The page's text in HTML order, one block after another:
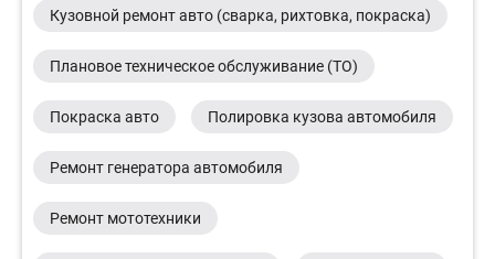
Кузовной ремонт авто (сварка, рихтовка, покраска)
Плановое техническое обслуживание (ТО)
Покраска авто Полировка кузова автомобиля
Ремонт генератора автомобиля
Ремонт мототехники